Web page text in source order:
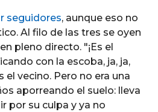
seguidores, aunque eso no
Al filo de las tres se oyen
pleno directo. "¡Es el
con la escoba, ja, ja,
el vecino. Pero no era una
aporreando el suelo: lleva
por su culpa y ya no